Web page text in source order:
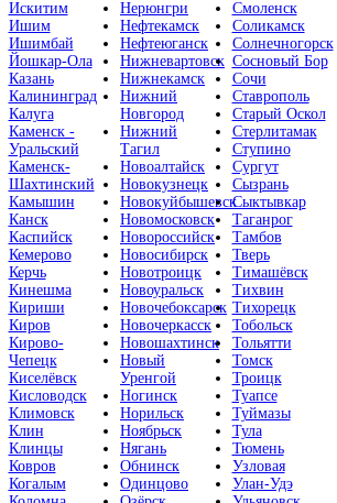
Искитим
Ишим
Ишимбай
Йошкар-Ола
Казань
Калининград
Калуга
Каменск -
Уральский
Каменск-
Шахтинский
Камышин
Канск
Каспийск
Кемерово
Керчь
Кинешма
Кириши
Киров
Кирово-
Чепецк
Киселёвск
Кисловодск
Климовск
Клин
Клинцы
Ковров
Когалым
Нерюнгри
Нефтекамск
Нефтеюганск
Нижневартовск
Нижнекамск
Нижний
Новгород
Нижний
Тагил
Новоалтайск
Новокузнецк
Новокуйбышевск
Новомосковск
Новороссийск
Новосибирск
Новотроицк
Новоуральск
Новочебоксарск
Новочеркасск
Новошахтинск
Новый
Уренгой
Ногинск
Норильск
Ноябрьск
Нягань
Обнинск
Одинцово
Смоленск
Соликамск
Солнечногорск
Сосновый Бор
Сочи
Ставрополь
Старый Оскол
Стерлитамак
Ступино
Сургут
Сызрань
Сыктывкар
Таганрог
Тамбов
Тверь
Тимашёвск
Тихвин
Тихорецк
Тобольск
Тольятти
Томск
Троицк
Туапсе
Туймазы
Тула
Тюмень
Узловая
Улан-Удэ